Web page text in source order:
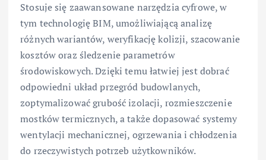
Stosuje się zaawansowane narzędzia cyfrowe, w
tym technologię BIM, umożliwiającą analizę
różnych wariantów, weryfikację kolizji, szacowanie
kosztów oraz śledzenie parametrów
środowiskowych. Dzięki temu łatwiej jest dobrać
odpowiedni układ przegród budowlanych,
zoptymalizować grubość izolacji, rozmieszczenie
mostków termicznych, a także dopasować systemy
wentylacji mechanicznej, ogrzewania i chłodzenia
do rzeczywistych potrzeb użytkowników.